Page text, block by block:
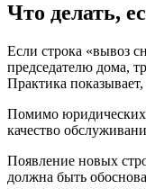
Что делать,
Если строка «вывоз
председателю дома,
Практика
Помимо юридических
качество
Появление новых
должна быть